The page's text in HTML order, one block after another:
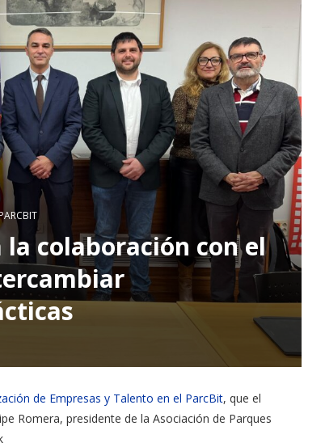
colaboración con el
de Empresas y Talento en el ParcBit, que el
Romera, presidente de la Asociación de Parques